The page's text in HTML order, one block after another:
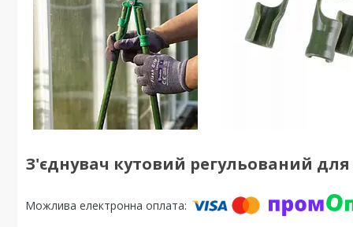
З'єднувач кутовий регульований